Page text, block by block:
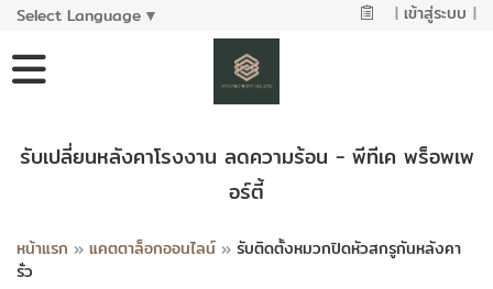
Select Language ▼ | เข้าสู่ระบบ |
รับเปลี่ยนหลังคาโรงงาน ลดความร้อน - พีทีเค พร็อพเพ
อร์ตี้
หน้าแรก » แคตตาล็อกออนไลน์ » รับติดตั้งหมวกปิดหัวสกรูกันหลังคา
รั่ว